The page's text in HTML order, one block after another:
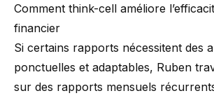
Comment think-cell améliore
financier
Si certains rapports nécessitent des
ponctuelles et adaptables, Ruben
sur des rapports mensuels